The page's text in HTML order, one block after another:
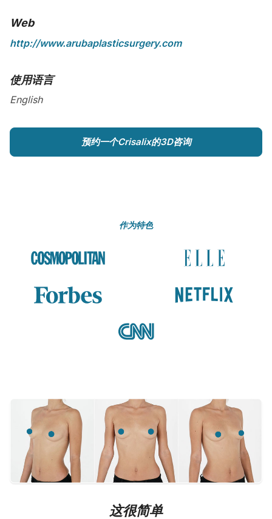
Web
http://www.arubaplasticsurgery.com
使用语言
English
预约一个Crisalix的3D咨询
作为特色
这很简单